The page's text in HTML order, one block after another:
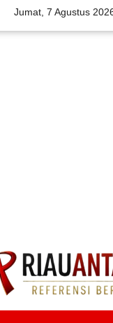
Jumat, 7 Agustus